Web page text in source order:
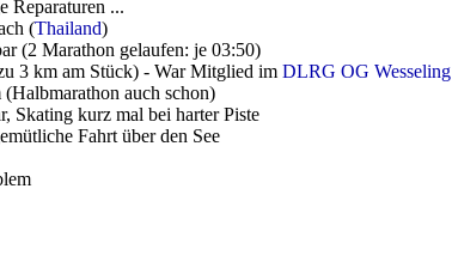
Reparaturen ...
(Thailand)
(2 Marathon gelaufen: je 03:50)
3 km am Stück) - War Mitglied im DLRG OG Wesseling
auch schon)
Skating kurz mal bei harter Piste
Fahrt über den See